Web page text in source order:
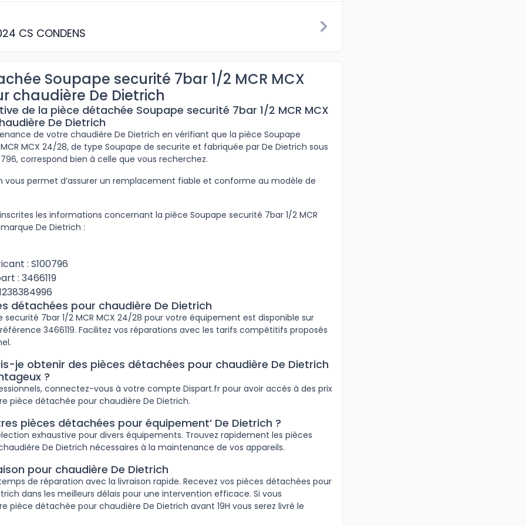
CS CONDENS
Soupape securité 7bar 1/2 MCR MCX
chaudière De Dietrich
de la pièce détachée Soupape securité 7bar 1/2 MCR MCX
De Dietrich
de votre chaudière De Dietrich en vérifiant que la pièce Soupape
MCX 24/28, de type Soupape de securite et fabriquée par De Dietrich sous
correspond bien à celle que vous recherchez.
permet d’assurer un remplacement fiable et conforme au modèle de
les informations concernant la pièce Soupape securité 7bar 1/2 MCR
De Dietrich :
: S100796
: 3466119
détachées pour chaudière De Dietrich
securité 7bar 1/2 MCR MCX 24/28 pour votre équipement est disponible sur
3466119. Facilitez vos réparations avec les tarifs compétitifs proposés
je obtenir des pièces détachées pour chaudière De Dietrich
?
connectez-vous à votre compte Dispart.fr pour avoir accès à des prix
pièce détachée pour chaudière De Dietrich.
pièces détachées pour équipement’ De Dietrich ?
exhaustive pour divers équipements. Trouvez rapidement les pièces
De Dietrich nécessaires à la maintenance de vos appareils.
pour chaudière De Dietrich
de réparation avec la livraison rapide. Recevez vos pièces détachées pour
dans les meilleurs délais pour une intervention efficace. Si vous
pièce détachée pour chaudière De Dietrich avant 19H vous serez livré le